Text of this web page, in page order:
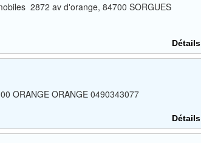
2872 av d'orange, 84700 SORGUES
Détails
ORANGE ORANGE 0490343077
Détails